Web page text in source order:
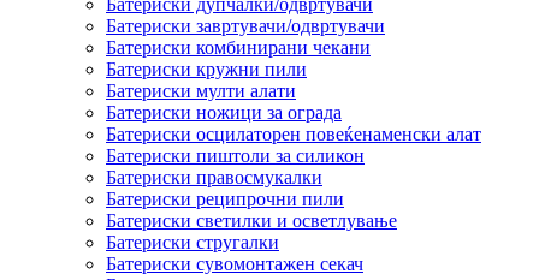
Батериски завртувачи/одвртувачи
Батериски комбинирани чекани
Батериски кружни пили
Батериски мулти алати
Батериски ножици за ограда
Батериски осцилаторен повеќенаменски алат
Батериски пиштоли за силикон
Батериски правосмукалки
Батериски реципрочни пили
Батериски светилки и осветлување
Батериски стругалки
Батериски сувомонтажен секач